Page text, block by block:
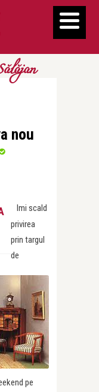
nou
Imi scald
privirea
prin targul
de
pe